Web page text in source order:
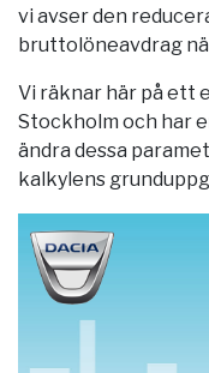
vi avser den
bruttolöneavdrag
Vi räknar här på ett
Stockholm och har
ändra dessa
kalkylens